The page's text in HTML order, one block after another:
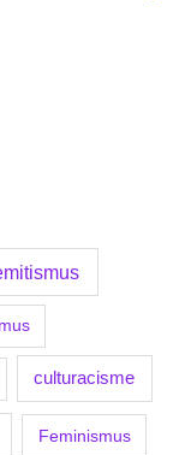
culturacisme
Feminismus